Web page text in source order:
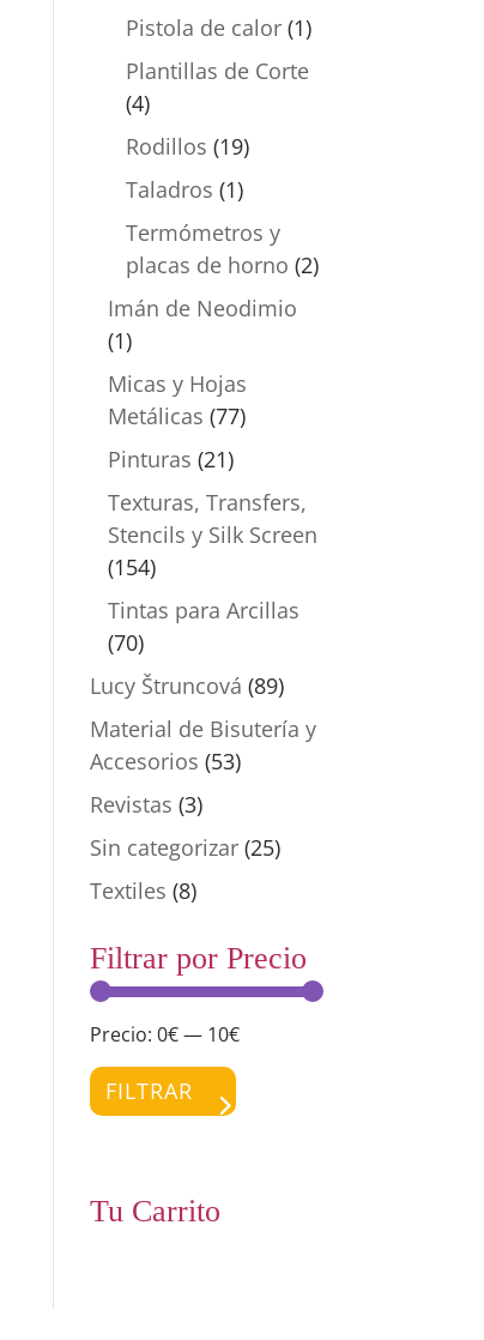
Pistola de calor (1)
Plantillas de Corte
(4)
Rodillos (19)
Taladros (1)
Termómetros y
placas de horno (2)
Imán de Neodimio
(1)
Micas y Hojas
Metálicas (77)
Pinturas (21)
Texturas, Transfers,
Stencils y Silk Screen
(154)
Tintas para Arcillas
(70)
Lucy Štruncová (89)
Material de Bisutería y
Accesorios (53)
Revistas (3)
Sin categorizar (25)
Textiles (8)
Filtrar por Precio
FILTRAR
Precio:0€— 10€
Tu Carrito